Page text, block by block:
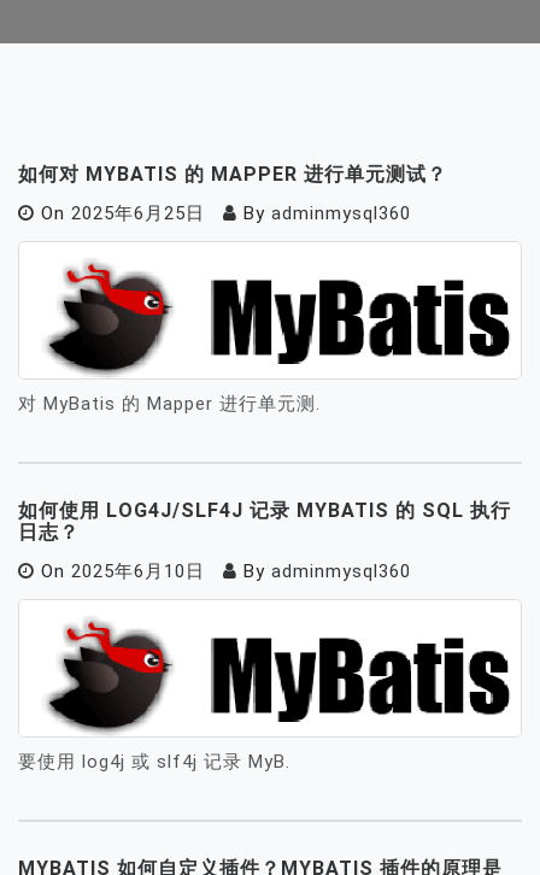
如何对 MYBATIS 的 MAPPER 进行单元测试？
On 2025年6月25日 By adminmysql360
对 MyBatis 的 Mapper 进行单元测.
如何使用 LOG4J/SLF4J 记录 MYBATIS 的 SQL 执行
日志？
On 2025年6月10日 By adminmysql360
要使用 log4j 或 slf4j 记录 MyB.
MYBATIS 如何自定义插件？MYBATIS 插件的原理是